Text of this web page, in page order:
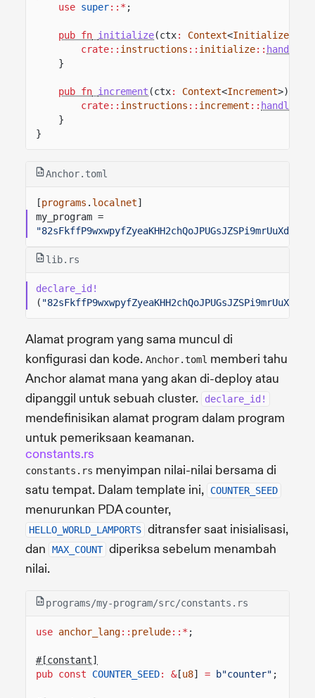
use super::* ;
pub fn initialize(ctx: Context<Initialize
crate:: instructions :: initialize::
}
pub fn increment (ctx: Context<Increment>)
crate:: instructions :: increment ::
}
}
Anchor.toml
[programs . localnet]
my_program =
"82sFkffP9wxwpyfZyeaKHH2chQoJPUGsJZSPi9mrUuXd"
lib.rs
declare_id!
( "82sFkffP9wxwpyfZyeaKHH2chQoJPUGsJZSPi9mrUuXd"
Alamat program yang sama muncul di
konfigurasi dan kode. Anchor.toml memberi tahu
Anchor alamat mana yang akan di-deploy atau
dipanggil untuk sebuah cluster.
declare_id!
mendefinisikan alamat program dalam program
untuk pemeriksaan keamanan.
constants.rs
constants.rs menyimpan nilai-nilai bersama di
satu tempat. Dalam template ini,
COUNTER_SEED
menurunkan PDA counter,
HELLO_WORLD_LAMPORTS ditransfer saat inisialisasi,
dan
MAX_COUNT diperiksa sebelum menambah
nilai.
programs/my-program/src/constants.rs
use anchor_lang:: prelude::* ;
#[constant]
pub const
COUNTER_SEED: &[u8] = b"counter" ;